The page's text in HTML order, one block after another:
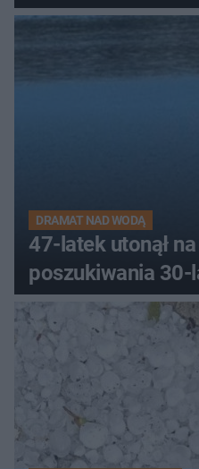
DRAMAT NAD WODĄ
47-latek utonął
poszukiwania 30-